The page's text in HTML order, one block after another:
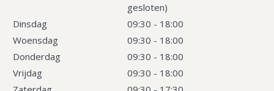
gesloten)
Dinsdag
09:30 - 18:00
Woensdag
09:30 - 18:00
Donderdag
09:30 - 18:00
Vrijdag
09:30 - 18:00